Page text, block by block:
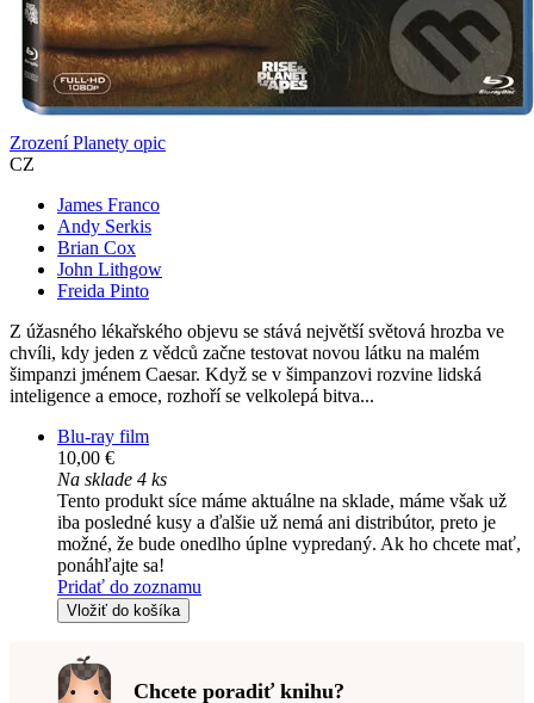
Zrození Planety opic
CZ
James Franco
Andy Serkis
Brian Cox
John Lithgow
Freida Pinto
Z úžasného lékařského objevu se stává největší světová hrozba ve
chvíli, kdy jeden z vědců začne testovat novou látku na malém
šimpanzi jménem Caesar. Když se v šimpanzovi rozvine lidská
inteligence a emoce, rozhoří se velkolepá bitva...
Blu-ray film
10,00 €
Na sklade 4 ks
Tento produkt síce máme aktuálne na sklade, máme však už
iba posledné kusy a ďalšie už nemá ani distribútor, preto je
možné, že bude onedlho úplne vypredaný. Ak ho chcete mať,
ponáhľajte sa!
Pridať do zoznamu
Vložiť do košíka
Chcete poradiť knihu?